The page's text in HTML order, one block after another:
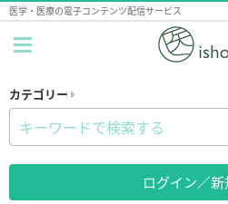
医学・医療の電子コンテンツ配信サービス
カテゴリー
ログイン／